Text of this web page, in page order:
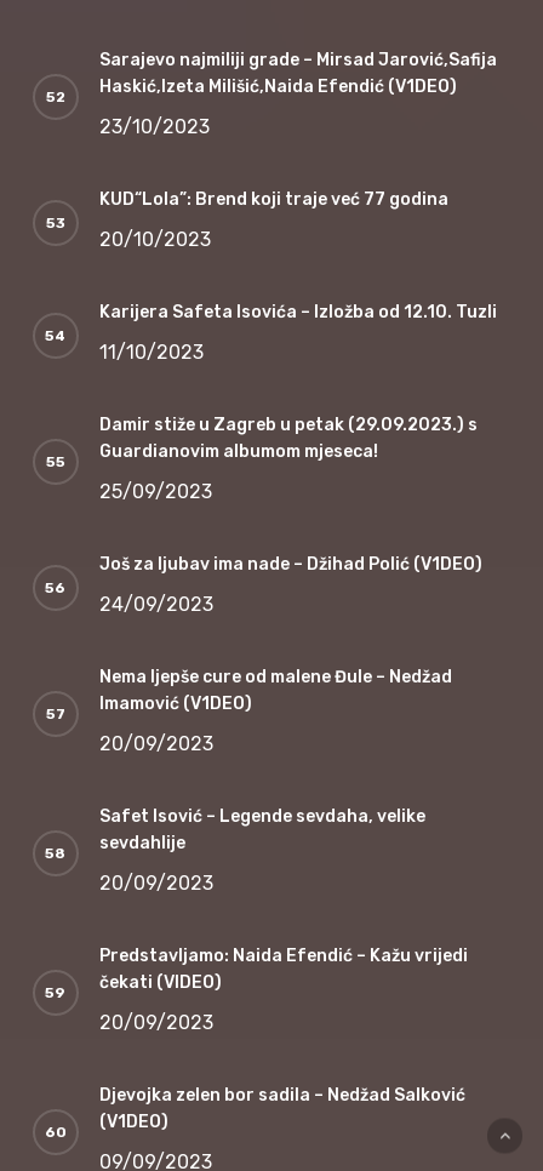
Sarajevo najmiliji grade – Mirsad Jarović,Safija
Haskić,Izeta Milišić,Naida Efendić (V1DEO)
23/10/2023
KUD“Lola”: Brend koji traje već 77 godina
20/10/2023
Karijera Safeta Isovića – Izložba od 12.10. Tuzli
11/10/2023
Damir stiže u Zagreb u petak (29.09.2023.) s
Guardianovim albumom mjeseca!
25/09/2023
Još za ljubav ima nade – Džihad Polić (V1DEO)
24/09/2023
Nema ljepše cure od malene Đule – Nedžad
Imamović (V1DEO)
20/09/2023
Safet Isović – Legende sevdaha, velike
sevdahlije
20/09/2023
Predstavljamo: Naida Efendić – Kažu vrijedi
čekati (VIDEO)
20/09/2023
Djevojka zelen bor sadila – Nedžad Salković
(V1DEO)
09/09/2023